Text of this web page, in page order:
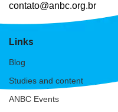
contato@anbc.org.br
Links
Blog
Studies and content
ANBC Events